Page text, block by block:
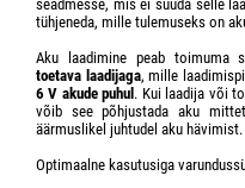
seadmesse, mis ei suuda selle
tühjeneda, mille tulemuseks on
Aku laadimine peab toimuma
toetava laadijaga, mille
6 V akude puhul . Kui laadija või
võib see põhjustada aku
äärmuslikel juhtudel aku hävimist.
Optimaalne kasutusiga